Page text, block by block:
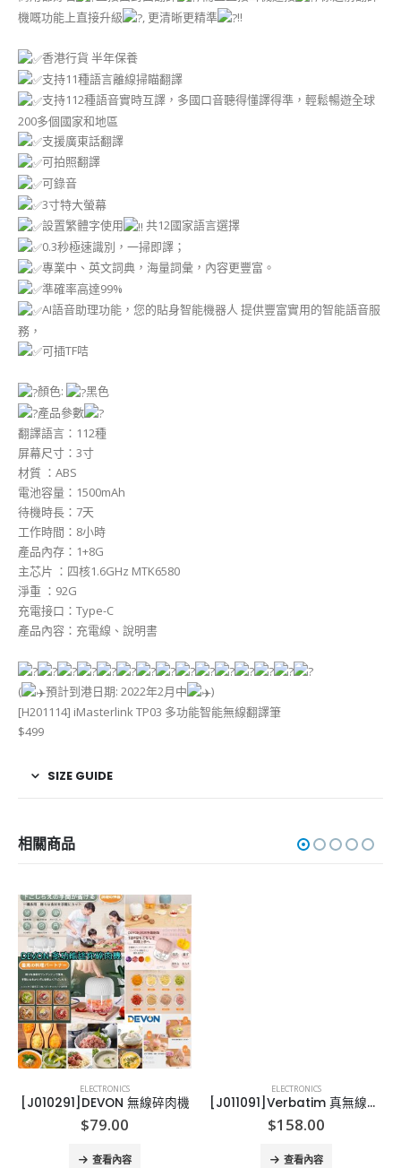
機嘅功能上直接升級
, 更清晰更精準 !!
香港行貨 半年保養
支持11種語言離線掃瞄翻譯
支持112種語音實時互譯，多國口音聽得懂譯得準，輕鬆暢遊全球
200多個國家和地區
支援廣東話翻譯
可拍照翻譯
可錄音
3寸特大螢幕
設置繁體字使用
共12國家語言選擇
0.3秒極速識別，一掃即譯；
專業中、英文詞典，海量詞彙，內容更豐富。
準確率高達99%
AI語音助理功能，您的貼身智能機器人 提供豐富實用的智能語音服
務，
可插TF咭
顏色:
黑色
產品參數
翻譯語言：112種
屏幕尺寸：3寸
材質 ：ABS
電池容量：1500mAh
待機時長：7天
工作時間：8小時
產品內存：1+8G
主芯片 ：四核1.6GHz MTK6580
淨重 ：92G
充電接口：Type-C
產品內容：充電線、說明書
( 預計到港日期: 2022年2月中
)
[H201114] iMasterlink TP03 多功能智能無線翻譯筆
$499
SIZE GUIDE
相關商品
ELECTRONICS
[J010291]DEVON 無線碎肉機
$79.00
查看內容
ELECTRONICS
[J011091]Verbatim 真無線藍牙耳機連充電盒
$158.00
查看內容